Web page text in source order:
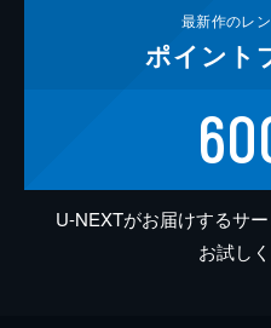
最新作のレ
ポイント
U-NEXTがお届けするサ
お試しく